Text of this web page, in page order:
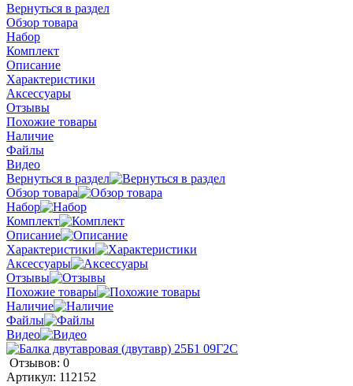
Вернуться в раздел
Обзор товара
Набор
Комплект
Описание
Характеристики
Аксессуары
Отзывы
Похожие товары
Наличие
Файлы
Видео
Вернуться в раздел
Обзор товара
Набор
Комплект
Описание
Характеристики
Аксессуары
Отзывы
Похожие товары
Наличие
Файлы
Видео
Отзывов: 0
Артикул: 112152